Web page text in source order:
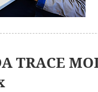
TRACE